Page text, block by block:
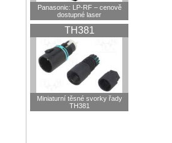
Panasonic: LP-RF – cenově
dostupné laser
TH381
Miniaturní těsné svorky řady
TH381